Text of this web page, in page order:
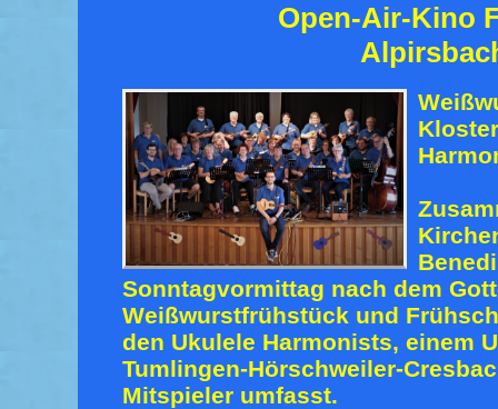
Open-Air-Kino
Sonntagvormittag nach dem
Weißwurstfrühstück und
den Ukulele Harmonists, einem
Tumlingen-Hörschweiler-
Mitspieler umfasst.